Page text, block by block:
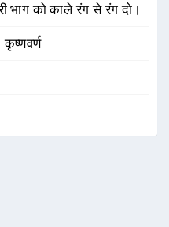
भाग को काले रंग से रंग दो।
,कृष्णवर्ण